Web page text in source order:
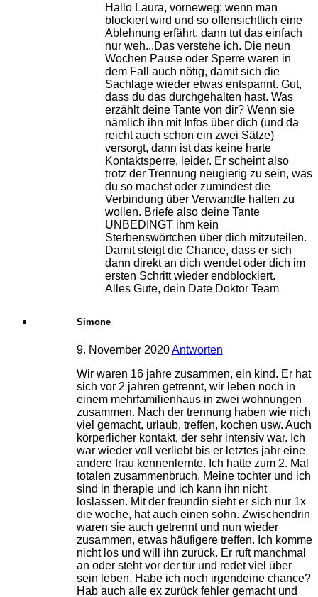
Hallo Laura, vorneweg: wenn man
blockiert wird und so offensichtlich eine
Ablehnung erfährt, dann tut das einfach
nur weh...Das verstehe ich. Die neun
Wochen Pause oder Sperre waren in
dem Fall auch nötig, damit sich die
Sachlage wieder etwas entspannt. Gut,
dass du das durchgehalten hast. Was
erzählt deine Tante von dir? Wenn sie
nämlich ihn mit Infos über dich (und da
reicht auch schon ein zwei Sätze)
versorgt, dann ist das keine harte
Kontaktsperre, leider. Er scheint also
trotz der Trennung neugierig zu sein, was
du so machst oder zumindest die
Verbindung über Verwandte halten zu
wollen. Briefe also deine Tante
UNBEDINGT ihm kein
Sterbenswörtchen über dich mitzuteilen.
Damit steigt die Chance, dass er sich
dann direkt an dich wendet oder dich im
ersten Schritt wieder endblockiert.
Alles Gute, dein Date Doktor Team
Simone
9. November 2020 Antworten
Wir waren 16 jahre zusammen, ein kind. Er hat
sich vor 2 jahren getrennt, wir leben noch in
einem mehrfamilienhaus in zwei wohnungen
zusammen. Nach der trennung haben wie nich
viel gemacht, urlaub, treffen, kochen usw. Auch
körperlicher kontakt, der sehr intensiv war. Ich
war wieder voll verliebt bis er letztes jahr eine
andere frau kennenlernte. Ich hatte zum 2. Mal
totalen zusammenbruch. Meine tochter und ich
sind in therapie und ich kann ihn nicht
loslassen. Mit der freundin sieht er sich nur 1x
die woche, hat auch einen sohn. Zwischendrin
waren sie auch getrennt und nun wieder
zusammen, etwas häufigere treffen. Ich komme
nicht los und will ihn zurück. Er ruft manchmal
an oder steht vor der tür und redet viel über
sein leben. Habe ich noch irgendeine chance?
Hab auch alle ex zurück fehler gemacht und